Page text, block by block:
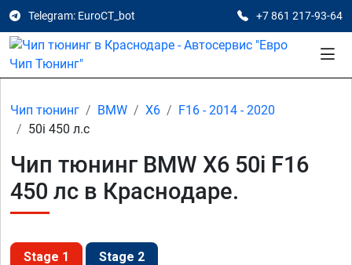
Telegram: EuroCT_bot +7 861 217-93-64
Чип тюнинг BMW X6
F16 - 2014 - 2020
50i 450 л.с
Чип тюнинг BMW X6 50i F16
450 лс в Краснодаре.
Stage 1 Stage 2